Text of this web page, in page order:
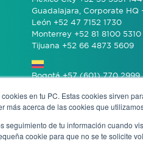
en tu PC. Estas cookies sirven
más acerca de las cookies que
seguimiento de tu información cuando
cookie para que no se te solicite
Guadalajara, Corporate HQ
León +52 47 7152 1730
Monterrey +52 81 8100
Tijuana +52 66 4873 5609
Bogotá +57 (601) 770 2999
San José +506 4070 0742